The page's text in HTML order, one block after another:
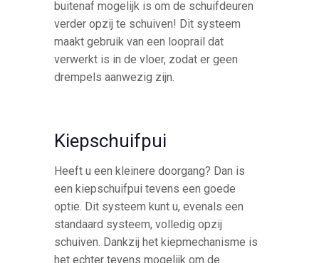
buitenaf mogelijk is om de schuifdeuren
verder opzij te schuiven! Dit systeem
maakt gebruik van een looprail dat
verwerkt is in de vloer, zodat er geen
drempels aanwezig zijn.
Kiepschuifpui
Heeft u een kleinere doorgang? Dan is
een kiepschuifpui tevens een goede
optie. Dit systeem kunt u, evenals een
standaard systeem, volledig opzij
schuiven. Dankzij het kiepmechanisme is
het echter tevens mogelijk om de